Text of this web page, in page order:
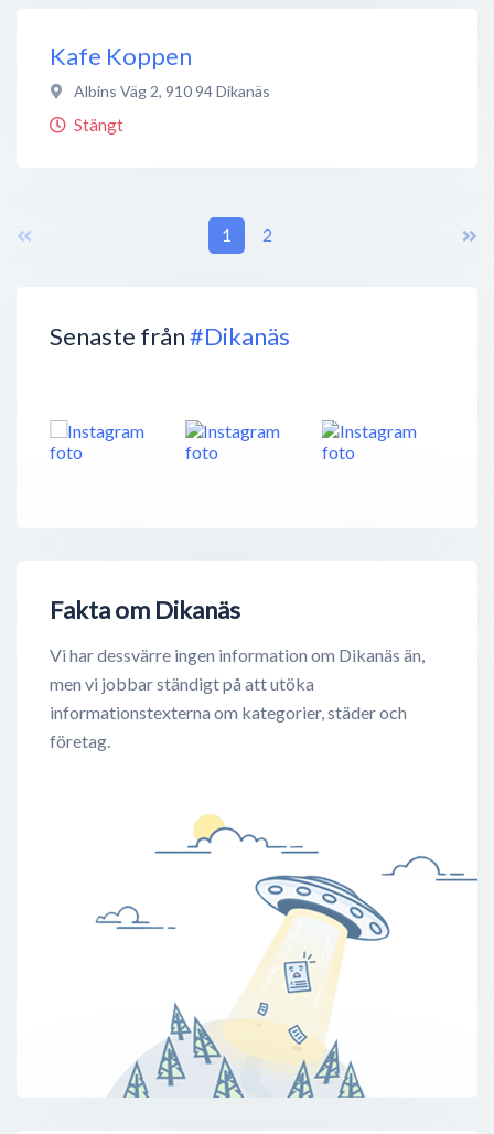
Senaste från#Dikanäs
Fakta om Dikanäs
Vi har dessvärre ingen information om Dikanäs än,
men vi jobbar ständigt på att utöka
informationstexterna om kategorier, städer och
företag.
Kafe Koppen
Albins Väg 2, 910 94Dikanäs
Stängt
1 2